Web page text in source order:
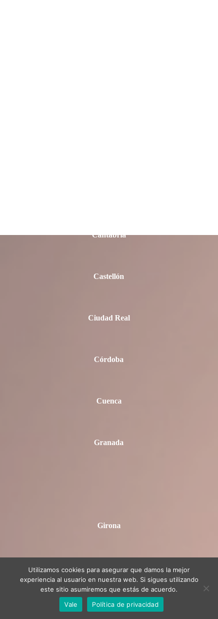
Cantabria
Castellón
Ciudad Real
Córdoba
Cuenca
Granada
Girona
Guadalajara
Guipúzcoa
Utilizamos cookies para asegurar que damos la mejor
experiencia al usuario en nuestra web. Si sigues utilizando
este sitio asumiremos que estás de acuerdo.
Vale
Política de privacidad